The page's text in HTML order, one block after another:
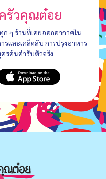
รัวคุณต๋อย
ก ๆ ร้านที่เคยออกอากาศใน
และเคล็ดลับ การปรุงอาหาร
ตรต้นตำรับตัวจริง